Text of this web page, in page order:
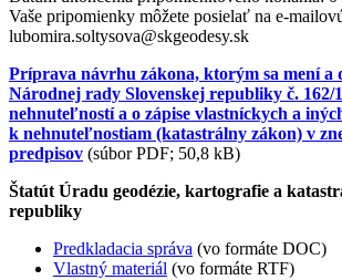
Vaše pripomienky môžete posielať na e-
lubomira.soltysova@skgeodesy.sk
Príprava návrhu zákona, ktorým sa mení a
Národnej rady Slovenskej republiky č. 162/
nehnuteľností a o zápise vlastníckych a
k nehnuteľnostiam (katastrálny zákon) v
predpisov (súbor PDF; 50,8 kB)
Štatút Úradu geodézie, kartografie a
republiky
Predkladacia správa (vo formáte DOC)
Vlastný materiál (vo formáte RTF)